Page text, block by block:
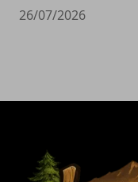
26/07/2026